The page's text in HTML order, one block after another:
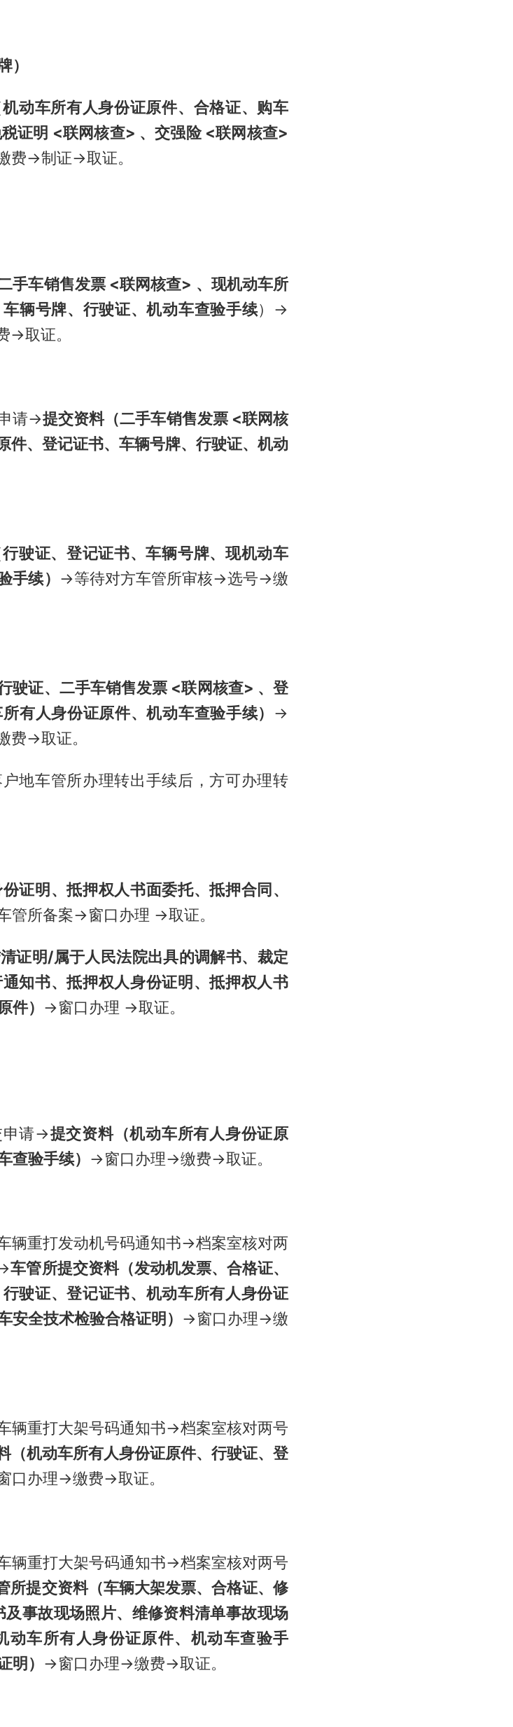
）
动车所有人身份证原件、合格证、购车
证明 <联网核查> 、交强险 <联网核查>
费→制证→取证。
手车销售发票 <联网核查> 、现机动车所
辆号牌、行驶证、机动车查验手续）→
→取证。
请→提交资料（二手车销售发票 <联网核
件、登记证书、车辆号牌、行驶证、机动
驶证、登记证书、车辆号牌、现机动车
手续） →等待对方车管所审核→选号→缴
驶证、二手车销售发票 <联网核查> 、登
有人身份证原件、机动车查验手续） →
费→取证。
户地车管所办理转出手续后，方可办理转
证明、抵押权人书面委托、抵押合同、
管所备案→窗口办理 →取证。
证明/属于人民法院出具的调解书、裁定
知书、抵押权人身份证明、抵押权人书
件） →窗口办理 →取证。
申请→提交资料（机动车所有人身份证原
查验手续） →窗口办理→缴费→取证。
辆重打发动机号码通知书→档案室核对两
车管所提交资料（发动机发票、合格证、
驶证、登记证书、机动车所有人身份证
安全技术检验合格证明） →窗口办理→缴
辆重打大架号码通知书→档案室核对两号
（机动车所有人身份证原件、行驶证、登
口办理→缴费→取证。
辆重打大架号码通知书→档案室核对两号
所提交资料（车辆大架发票、合格证、修
事故现场照片、维修资料清单事故现场
动车所有人身份证原件、机动车查验手
明） →窗口办理→缴费→取证。